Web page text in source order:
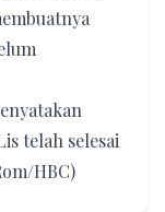
telah selesai
HBC)